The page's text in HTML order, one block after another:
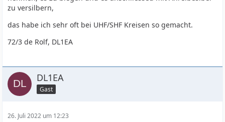
zu versilbern,
das habe ich sehr oft bei UHF/SHF Kreisen so gemacht.
72/3 de Rolf, DL1EA
DL1EA
Gast
26. Juli 2022 um 12:23